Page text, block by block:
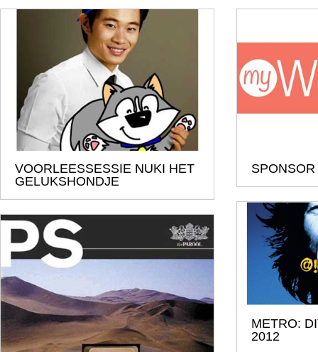
VOORLEESSESSIE NUKI HET
GELUKSHONDJE
METRO:
2012